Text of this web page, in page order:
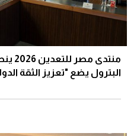
البترول يضع "تعزيز الثقة